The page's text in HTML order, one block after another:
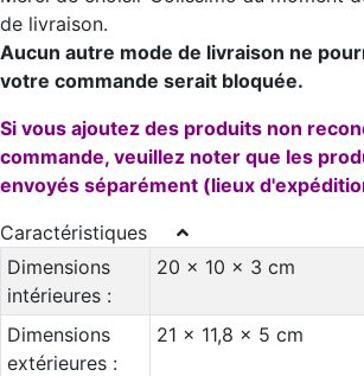
de livraison.
Aucun autre mode de livraison ne
votre commande serait bloquée.
Si vous ajoutez des produits non
commande, veuillez noter que les
envoyés séparément (lieux
Caractéristiques
Dimensions
intérieures :
20 x 10 x 3 cm
Dimensions
extérieures :
21 x 11,8 x 5 cm